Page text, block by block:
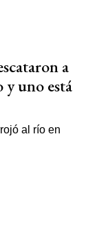
a
uno está